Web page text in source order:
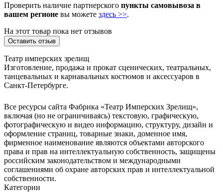
Проверить наличие партнерского пункты самовывоза в
вашем регионе вы можете здесь >>.
На этот товар пока нет отзывов
Оставить отзыв
Театр имперских зрелищ
Изготовление, продажа и прокат сценических, театральных,
танцевальных и карнавальных костюмов и аксессуаров в
Санкт-Петербурге.
Все ресурсы сайта Фабрика «Театр Имперских Зрелищ»,
включая (но не ограничиваясь) текстовую, графическую,
фотографическую и видео информацию, структуру, дизайн и
оформление страниц, товарные знаки, доменное имя,
фирменное наименование являются объектами авторского
права и прав на интеллектуальную собственность, защищены
российским законодательством и международными
соглашениями об охране авторских прав и интеллектуальной
собственности.
Категории